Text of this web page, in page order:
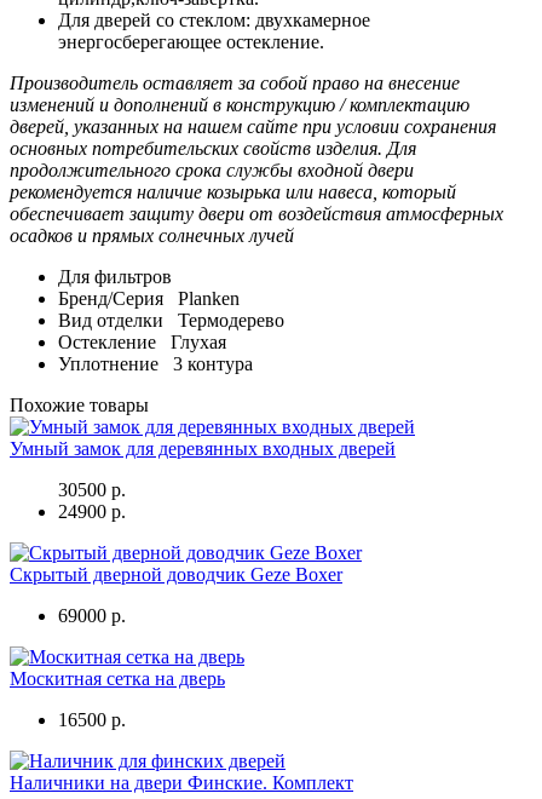
Для дверей со стеклом: двухкамерное
энергосберегающее остекление.
Производитель оставляет за собой право на внесение
изменений и дополнений в конструкцию / комплектацию
дверей, указанных на нашем сайте при условии сохранения
основных потребительских свойств изделия. Для
продолжительного срока службы входной двери
рекомендуется наличие козырька или навеса, который
обеспечивает защиту двери от воздействия атмосферных
осадков и прямых солнечных лучей
Для фильтров
Бренд/Серия
Planken
Вид отделки
Термодерево
Остекление
Глухая
Уплотнение
3 контура
Похожие товары
Умный замок для деревянных входных дверей
30500 р.
24900 р.
Скрытый дверной доводчик Geze Boxer
69000 р.
Москитная сетка на дверь
16500 р.
Наличники на двери Финскиe. Комплект